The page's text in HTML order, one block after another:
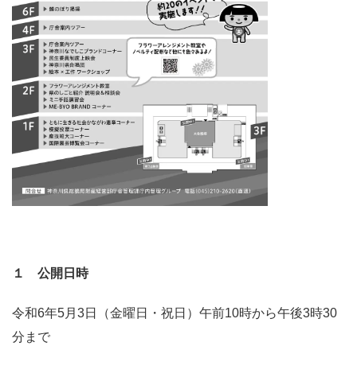
１ 公開日時
令和6年5月3日（金曜日・祝日）午前10時から午後3時30
分まで